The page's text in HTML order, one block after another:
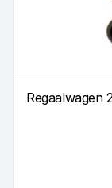
Regaalwagen